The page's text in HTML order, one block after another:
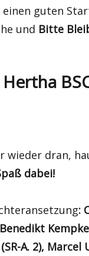
einen guten
und Bitte
wieder dran,
dabei!
:
A. 2), Marcel